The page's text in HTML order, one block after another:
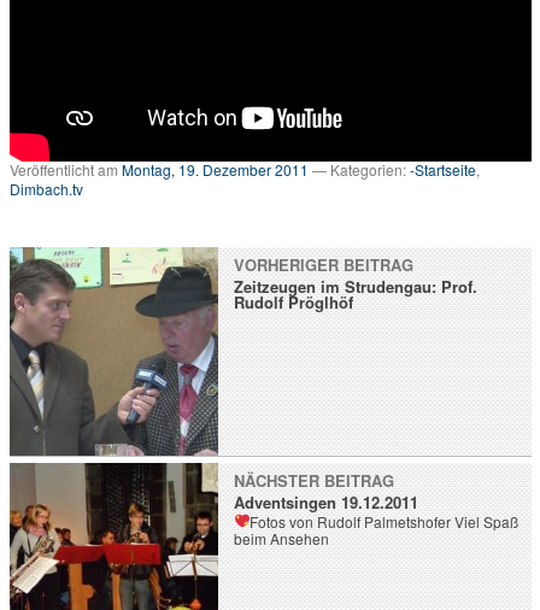
h
T
V
a
s
d
e
r
R
e
g
i
Veröffentlicht am Montag, 19. Dezember 2011 — Kategorien:-Startseite,
Dimbach.tv
VORHERIGER BEITRAG
Zeitzeugen im Strudengau: Prof.
Rudolf Pröglhöf
NÄCHSTER BEITRAG
Adventsingen 19.12.2011
Fotos von Rudolf PalmetshoferViel Spaß
beim Ansehen